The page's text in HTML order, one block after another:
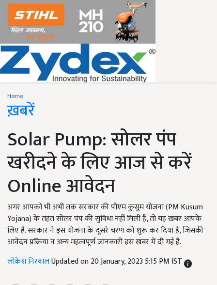
Home
ख़बरें
Solar Pump: सोलर पंप
खरीदने के लिए आज से करें
Online आवेदन
अगर आपको भी अभी तक सरकार की पीएम कुसुम योजना (PM Kusum
Yojana) के तहत सोलर पंप की सुविधा नहीं मिली है, तो यह खबर आपके
लिए है. सरकार ने इस योजना के दूसरे चरण को शुरू कर दिया है, जिसकी
आवेदन प्रक्रिया व अन्य महत्वपूर्ण जानकारी इस खबर में दी गई है.
लोकेश निरवालUpdated on 20 January, 2023 5:15 PM IST